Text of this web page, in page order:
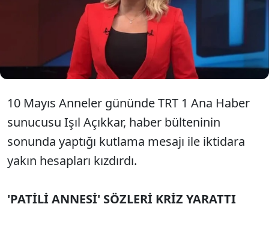
bir patili annesiyim" ifadeleri sosyal medyada
iktidara yakın hesaplar tarafından tepkiyle
karşılanırken, TRT'nin olaya ilişkin idari
soruşturma başlattığı öğrenildi.
10 Mayıs Anneler gününde TRT 1 Ana Haber
sunucusu Işıl Açıkkar, haber bülteninin
sonunda yaptığı kutlama mesajı ile iktidara
yakın hesapları kızdırdı.
'PATİLİ ANNESİ' SÖZLERİ KRİZ YARATTI